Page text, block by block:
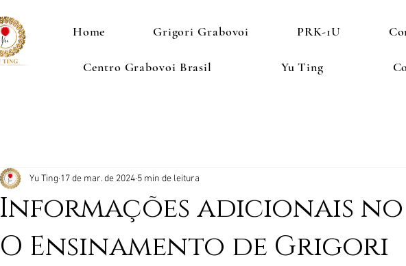
Home Grigori Grabovoi PRK-1U
Centro Grabovoi Brasil Yu Ting
Informações adicionais no
O Ensinamento de Grigori
Yu Ting 17 de mar. de 2024 5 min de leitura